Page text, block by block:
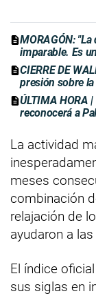
MORAGÓN:
imparable. Es
CIERRE DE
presión sobre
ÚLTIMA HORA
reconocerá a
La actividad
meses
combinación
relajación de
ayudaron a
El índice
sus siglas en